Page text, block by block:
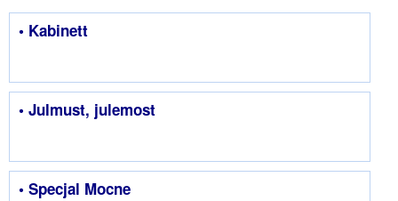
• Kabinett
• Julmust, julemost
• Specjal Mocne